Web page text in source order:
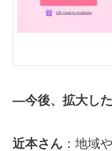
―今後、拡大した
近本さん ：地域